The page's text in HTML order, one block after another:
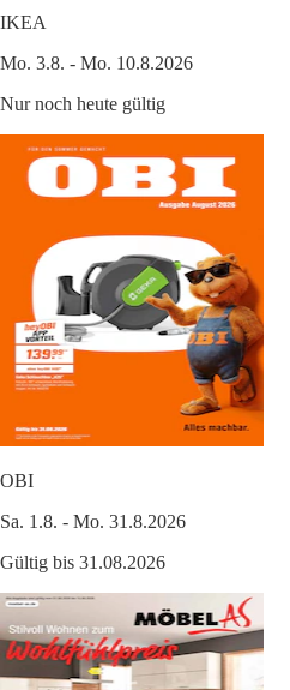
IKEA
Mo. 3.8. - Mo. 10.8.2026
Nur noch heute gültig
OBI
Sa. 1.8. - Mo. 31.8.2026
Gültig bis 31.08.2026